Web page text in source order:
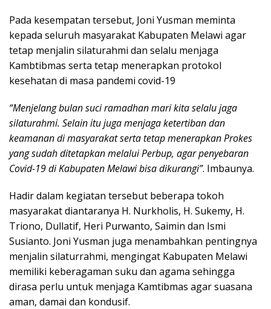
Pada kesempatan tersebut, Joni Yusman meminta
kepada seluruh masyarakat Kabupaten Melawi agar
tetap menjalin silaturahmi dan selalu menjaga
Kambtibmas serta tetap menerapkan protokol
kesehatan di masa pandemi covid-19
“Menjelang bulan suci ramadhan mari kita selalu jaga
silaturahmi. Selain itu juga menjaga ketertiban dan
keamanan di masyarakat serta tetap menerapkan Prokes
yang sudah ditetapkan melalui Perbup, agar penyebaran
Covid-19 di Kabupaten Melawi bisa dikurangi”. Imbaunya.
Hadir dalam kegiatan tersebut beberapa tokoh
masyarakat diantaranya H. Nurkholis, H. Sukemy, H.
Triono, Dullatif, Heri Purwanto, Saimin dan Ismi
Susianto. Joni Yusman juga menambahkan pentingnya
menjalin silaturrahmi, mengingat Kabupaten Melawi
memiliki keberagaman suku dan agama sehingga
dirasa perlu untuk menjaga Kamtibmas agar suasana
aman, damai dan kondusif.